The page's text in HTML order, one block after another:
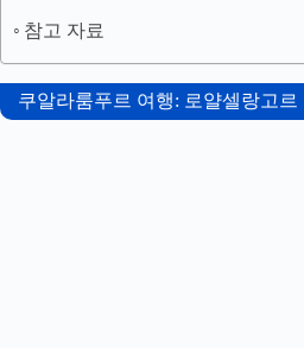
참고 자료
쿠알라룸푸르 여행: 로얄셀랑고르